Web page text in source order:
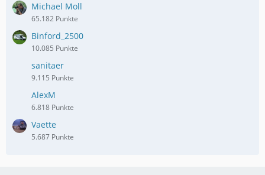
Michael Moll
65.182 Punkte
Binford_2500
10.085 Punkte
sanitaer
9.115 Punkte
AlexM
6.818 Punkte
Vaette
5.687 Punkte